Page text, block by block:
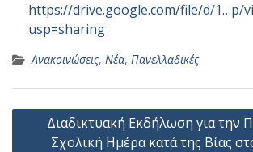
https://drive.google.com/file/d/1…p/
usp=sharing
Ανακοινώσεις, Νέα, Πανελλαδικές
Πλοήγηση
άρθρων
Διαδικτυακή Εκδήλωση για την
Σχολική Ημέρα κατά της Βίας